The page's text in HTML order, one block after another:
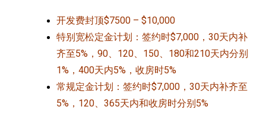
开发费封顶$7500 – $10,000
特别宽松定金计划：签约时$7,000，30天内补
齐至5%，90、120、150、180和210天内分别
1%，400天内5%，收房时5%
常规定金计划：签约时$7,000，30天内补齐至
5%，120、365天内和收房时分别5%